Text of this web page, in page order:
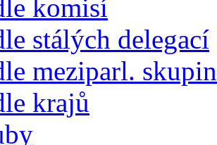
komisí
stálých delegací
meziparl. skupin
krajů